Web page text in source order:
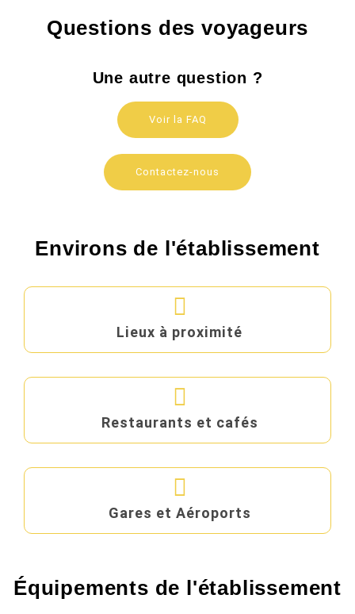
Questions des voyageurs
Une autre question ?
Voir la FAQ
Contactez-nous
Environs de l'établissement
Lieux à proximité
Restaurants et cafés
Gares et Aéroports
Équipements de l'établissement